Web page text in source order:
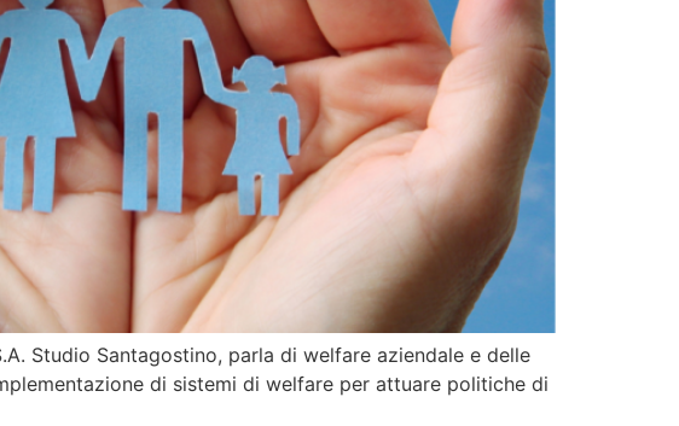
Studio Santagostino, parla di welfare aziendale e delle
di sistemi di welfare per attuare politiche di